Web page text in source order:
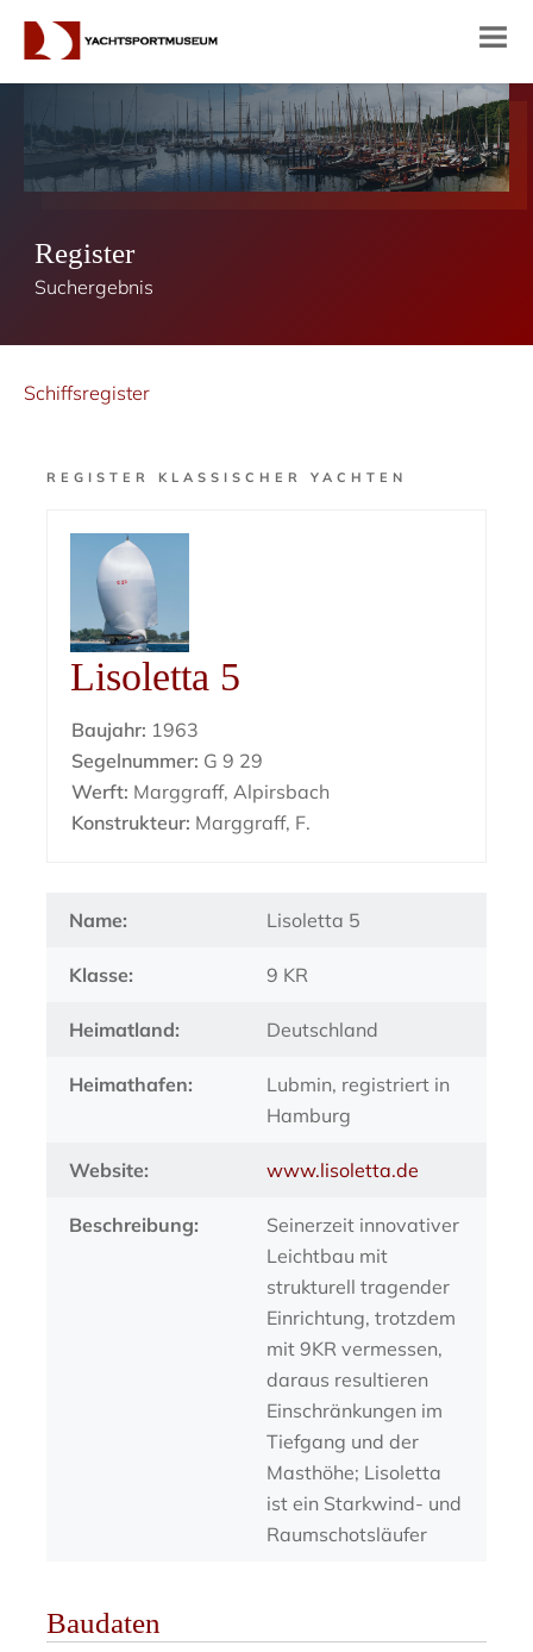
Register
Suchergebnis
Schiffsregister
REGISTER KLASSISCHER YACHTEN
Lisoletta 5
Baujahr: 1963
Segelnummer: G 9 29
Werft: Marggraff, Alpirsbach
Konstrukteur: Marggraff, F.
Name: Lisoletta 5
Klasse: 9 KR
Heimatland: Deutschland
Heimathafen:
Lubmin, registriert in
Hamburg
Website: www.lisoletta.de
Beschreibung:
Seinerzeit innovativer
Leichtbau mit
strukturell tragender
Einrichtung, trotzdem
mit 9KR vermessen,
daraus resultieren
Einschränkungen im
Tiefgang und der
Masthöhe; Lisoletta
ist ein Starkwind- und
Raumschotsläufer
Baudaten